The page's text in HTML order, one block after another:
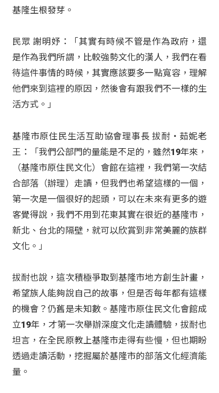
基隆生根發芽。
民眾 謝明妤：「其實有時候不管是作為政府，還
是作為我們所謂，比較強勢文化的漢人，我們在看
待這件事情的時候，其實應該要多一點寬容，理解
他們來到這裡的原因，然後會有跟我們不一樣的生
活方式。」
基隆市原住民生活互助協會理事長 拔耐・茹妮老
王：「我們公部門的量能是不足的，雖然19年來，
（基隆市原住民文化）會館在這裡，我們第一次結
合部落（辦理）走讀，但我們也希望這樣的一個，
第一次是一個很好的起頭，可以在未來有更多的遊
客覺得說，我們不用到花東其實在很近的基隆市，
新北、台北的隔壁，就可以欣賞到非常美麗的族群
文化。」
拔耐也說，這次積極爭取到基隆市地方創生計畫，
希望族人能夠說自己的故事，但是否每年都有這樣
的機會？仍舊是未知數。基隆市原住民文化會館成
立19年，才第一次舉辦深度文化走讀體驗，拔耐也
坦言，在全民原教上基隆市走得有些慢，但也期盼
透過走讀活動，挖掘屬於基隆市的部落文化經濟能
量。